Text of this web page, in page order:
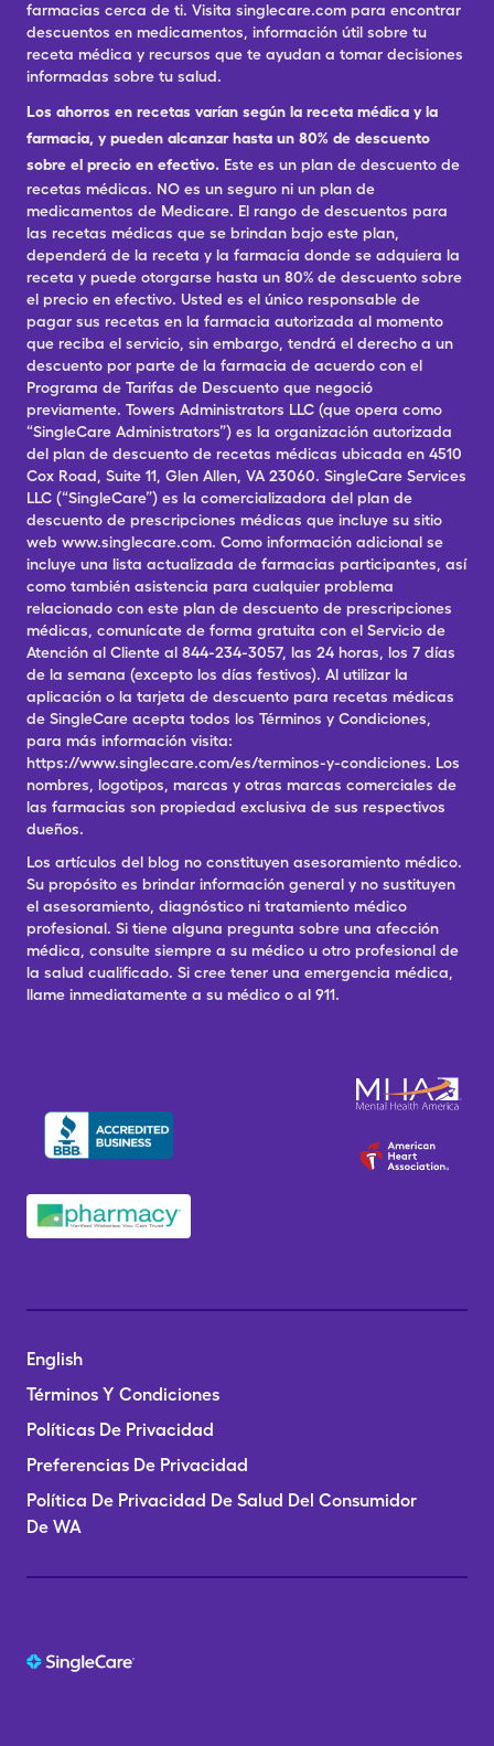
farmacias cerca de ti. Visita singlecare.com para encontrar
descuentos en medicamentos, información útil sobre tu
receta médica y recursos que te ayudan a tomar decisiones
informadas sobre tu salud.
Los ahorros en recetas varían según la receta médica y la
farmacia, y pueden alcanzar hasta un 80% de descuento
sobre el precio en efectivo. Este es un plan de descuento de
recetas médicas. NO es un seguro ni un plan de
medicamentos de Medicare. El rango de descuentos para
las recetas médicas que se brindan bajo este plan,
dependerá de la receta y la farmacia donde se adquiera la
receta y puede otorgarse hasta un 80% de descuento sobre
el precio en efectivo. Usted es el único responsable de
pagar sus recetas en la farmacia autorizada al momento
que reciba el servicio, sin embargo, tendrá el derecho a un
descuento por parte de la farmacia de acuerdo con el
Programa de Tarifas de Descuento que negoció
previamente. Towers Administrators LLC (que opera como
“SingleCare Administrators”) es la organización autorizada
del plan de descuento de recetas médicas ubicada en 4510
Cox Road, Suite 11, Glen Allen, VA 23060. SingleCare Services
LLC (“SingleCare”) es la comercializadora del plan de
descuento de prescripciones médicas que incluye su sitio
web www.singlecare.com. Como información adicional se
incluye una lista actualizada de farmacias participantes, así
como también asistencia para cualquier problema
relacionado con este plan de descuento de prescripciones
médicas, comunícate de forma gratuita con el Servicio de
Atención al Cliente al 844-234-3057, las 24 horas, los 7 días
de la semana (excepto los días festivos). Al utilizar la
aplicación o la tarjeta de descuento para recetas médicas
de SingleCare acepta todos los Términos y Condiciones,
para más información visita:
https://www.singlecare.com/es/terminos-y-condiciones. Los
nombres, logotipos, marcas y otras marcas comerciales de
las farmacias son propiedad exclusiva de sus respectivos
dueños.
Los artículos del blog no constituyen asesoramiento médico.
Su propósito es brindar información general y no sustituyen
el asesoramiento, diagnóstico ni tratamiento médico
profesional. Si tiene alguna pregunta sobre una afección
médica, consulte siempre a su médico u otro profesional de
la salud cualificado. Si cree tener una emergencia médica,
llame inmediatamente a su médico o al 911.
English
Términos Y Condiciones
Políticas De Privacidad
Preferencias De Privacidad
Política De Privacidad De Salud Del Consumidor
De WA